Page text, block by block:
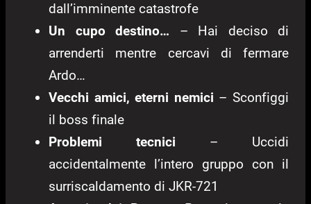
dall’imminente catastrofe
Un cupo destino… – Hai deciso di
arrenderti mentre cercavi di fermare
Ardo…
Vecchi amici, eterni nemici – Sconfiggi
il boss finale
Problemi tecnici – Uccidi
accidentalmente l’intero gruppo con il
surriscaldamento di JKR-721